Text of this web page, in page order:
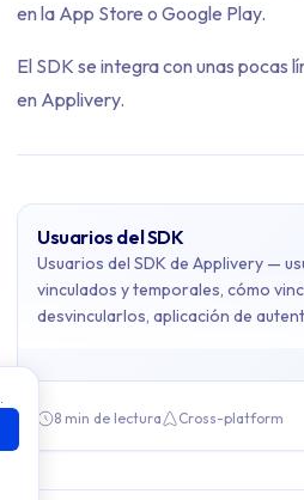
en la App Store o Google Play.
El SDK se integra con unas pocas
en Applivery.
Archive Contents: SDK
This collection contains 1 articles
Topics covered: Usuarios del SDK
Article listing:
Usuarios del SDK
Usuarios del SDK de Applivery —
vinculados y temporales, cómo
desvincularlos, aplicación de
8 min de lectura Cross-platform